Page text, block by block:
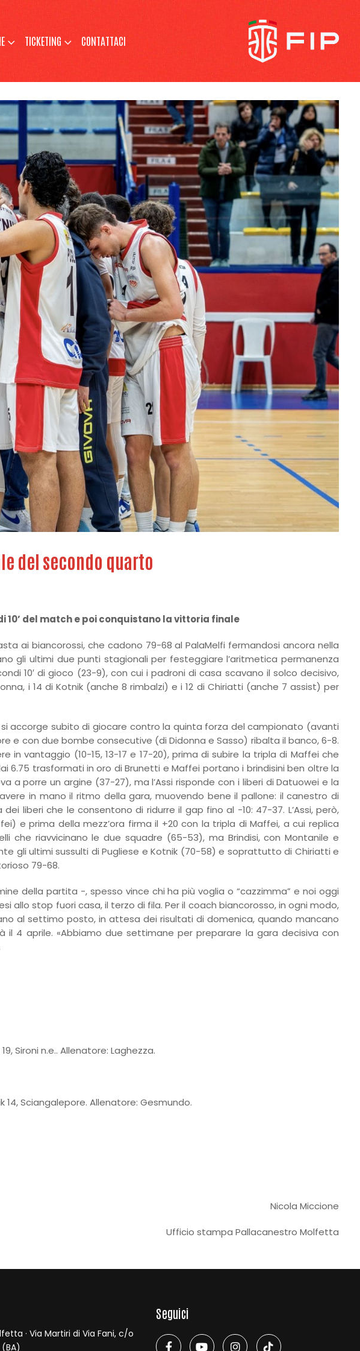
TICKETING CONTATTACI
del secondo quarto
10’ del match e poi conquistano la vittoria finale
ai biancorossi, che cadono 79-68 al PalaMelfi fermandosi ancora nella
gli ultimi due punti stagionali per festeggiare l’aritmetica permanenza
10′ di gioco (23-9), con cui i padroni di casa scavano il solco decisivo,
i 14 di Kotnik (anche 8 rimbalzi) e i 12 di Chiriatti (anche 7 assist) per
si accorge subito di giocare contro la quinta forza del campionato (avanti
e con due bombe consecutive (di Didonna e Sasso) ribalta il banco, 6-8.
vantaggio (10-15, 13-17 e 17-20), prima di subire la tripla di Maffei che
6.75 trasformati in oro di Brunetti e Maffei portano i brindisini ben oltre la
porre un argine (37-27), ma l’Assi risponde con i liberi di Datuowei e la
in mano il ritmo della gara, muovendo bene il pallone: il canestro di
liberi che le consentono di ridurre il gap fino al -10: 47-37. L’Assi, però,
e prima della mezz’ora firma il +20 con la tripla di Maffei, a cui replica
che riavvicinano le due squadre (65-53), ma Brindisi, con Montanile e
gli ultimi sussulti di Pugliese e Kotnik (70-58) e soprattutto di Chiriatti e
79-68.
della partita -, spesso vince chi ha più voglia o “cazzimma” e noi oggi
stop fuori casa, il terzo di fila. Per il coach biancorosso, in ogni modo,
al settimo posto, in attesa dei risultati di domenica, quando mancano
4 aprile. «Abbiamo due settimane per preparare la gara decisiva con
Sironi n.e.. Allenatore: Laghezza.
14, Sciangalepore. Allenatore: Gesmundo.
Nicola Miccione
Ufficio stampa Pallacanestro Molfetta
· Via Martiri di Via Fani, c/o
Seguici